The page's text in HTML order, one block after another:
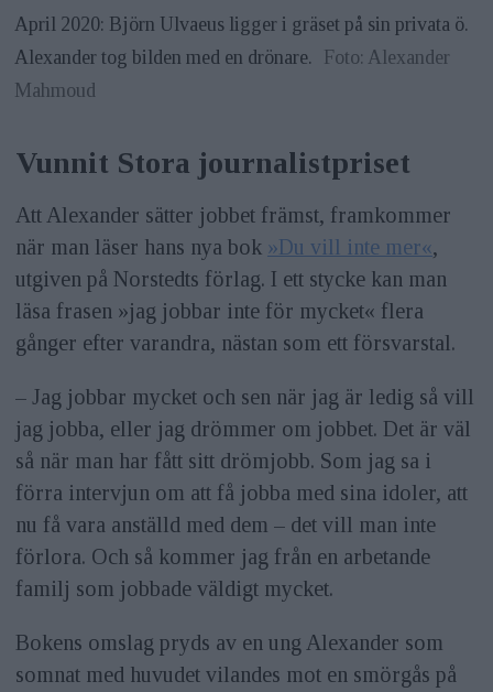
April 2020: Björn Ulvaeus ligger i gräset på sin privata ö.
Alexander tog bilden med en drönare. Foto: Alexander
Mahmoud
Vunnit Stora journalistpriset
Att Alexander sätter jobbet främst, framkommer
när man läser hans nya bok »Du vill inte mer«,
utgiven på Norstedts förlag. I ett stycke kan man
läsa frasen »jag jobbar inte för mycket« flera
gånger efter varandra, nästan som ett försvarstal.
– Jag jobbar mycket och sen när jag är ledig så vill
jag jobba, eller jag drömmer om jobbet. Det är väl
så när man har fått sitt drömjobb. Som jag sa i
förra intervjun om att få jobba med sina idoler, att
nu få vara anställd med dem – det vill man inte
förlora. Och så kommer jag från en arbetande
familj som jobbade väldigt mycket.
Bokens omslag pryds av en ung Alexander som
somnat med huvudet vilandes mot en smörgås på